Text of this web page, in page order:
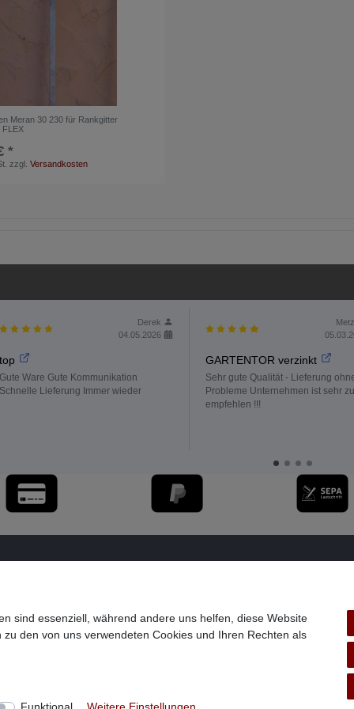
Meran 30 230 für Rankgitter
FLEX
*
zzgl.Versandkosten
Derek
04.05.2026
top
Gute Ware Gute Kommunikation
Schnelle Lieferung Immer wieder
GARTENTOR verzinkt
Sehr gute Qualität - Lieferung
Probleme Unternehmen ist sehr zu
empfehlen !!!
sind essenziell, während andere uns helfen, diese Website
den von uns verwendeten Cookies und Ihren Rechten als